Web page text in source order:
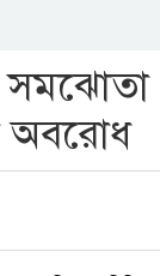
অবরোধ